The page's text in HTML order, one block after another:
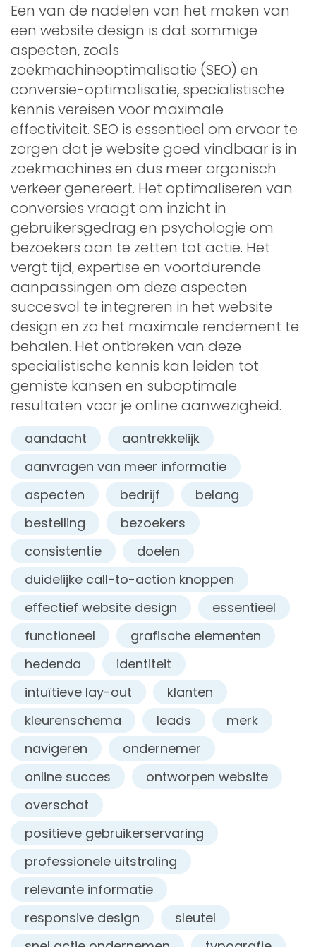
Een van de nadelen van het maken van
een website design is dat sommige
aspecten, zoals
zoekmachineoptimalisatie (SEO) en
conversie-optimalisatie, specialistische
kennis vereisen voor maximale
effectiviteit. SEO is essentieel om ervoor te
zorgen dat je website goed vindbaar is in
zoekmachines en dus meer organisch
verkeer genereert. Het optimaliseren van
conversies vraagt om inzicht in
gebruikersgedrag en psychologie om
bezoekers aan te zetten tot actie. Het
vergt tijd, expertise en voortdurende
aanpassingen om deze aspecten
succesvol te integreren in het website
design en zo het maximale rendement te
behalen. Het ontbreken van deze
specialistische kennis kan leiden tot
gemiste kansen en suboptimale
resultaten voor je online aanwezigheid.
aandacht
aantrekkelijk
aanvragen van meer informatie
aspecten
bedrijf
belang
bestelling
bezoekers
consistentie
doelen
duidelijke call-to-action knoppen
effectief website design
essentieel
functioneel
grafische elementen
hedenda
identiteit
intuïtieve lay-out
klanten
kleurenschema
leads
merk
navigeren
ondernemer
online succes
ontworpen website
overschat
positieve gebruikerservaring
professionele uitstraling
relevante informatie
responsive design
sleutel